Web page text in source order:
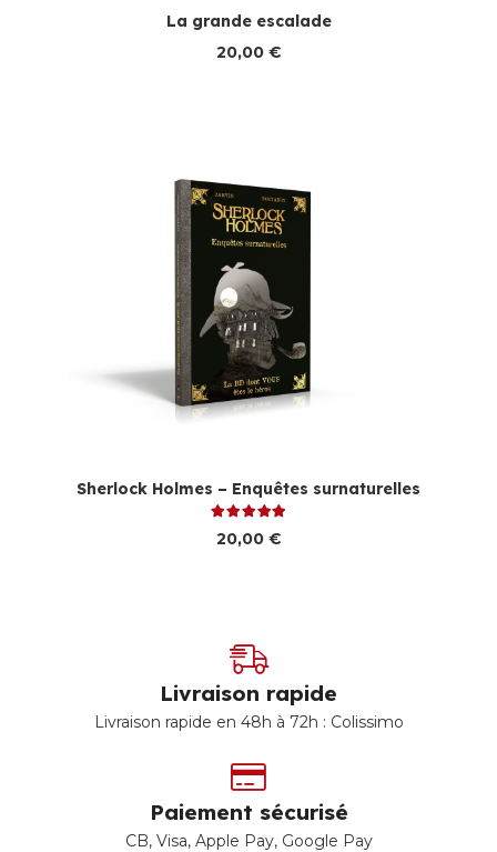
La grande escalade
20,00 €
Sherlock Holmes – Enquêtes surnaturelles
20,00 €
Livraison rapide
Livraison rapide en 48h à 72h : Colissimo
Paiement sécurisé
CB, Visa, Apple Pay, Google Pay